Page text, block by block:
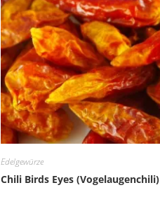
Edelgewürze
Chili Birds Eyes (Vogelaugenchili)